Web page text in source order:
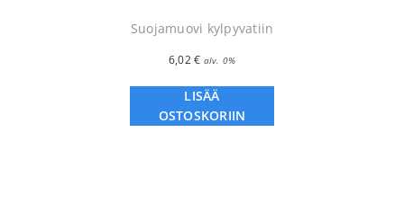
Suojamuovi kylpyvatiin
6,02€ alv. 0%
LISÄÄ
OSTOSKORIIN